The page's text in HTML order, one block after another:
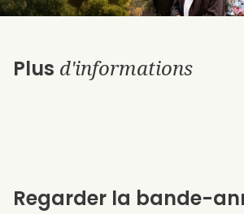
Plus d'informations
Regarder la bande-